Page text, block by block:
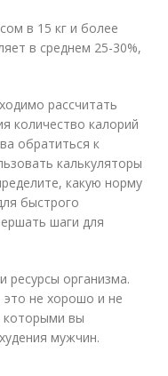
в 15 кг и более
в среднем 25-30%,
рассчитать
количество калорий
обратиться к
калькуляторы
какую норму
быстрого
шаги для
ресурсы организма.
это не хорошо и не
которыми вы
мужчин.